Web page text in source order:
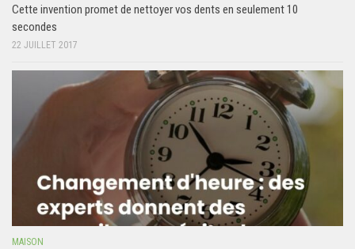
Cette invention promet de nettoyer vos dents en seulement 10
secondes
22 JUILLET 2017
MAISON